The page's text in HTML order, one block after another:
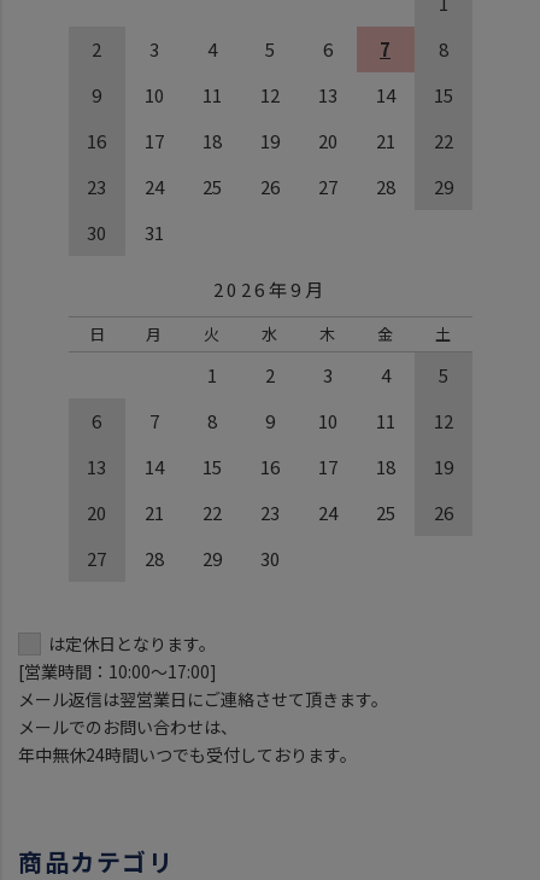
2
3 4 5 6 7
8
9
10 11 12 13 14
15
16
17 18 19 20 21
22
23
24 25 26 27 28
29
30
31
2026年9月
日 月 火 水 木 金 土
1 2 3 4
5
6
7 8 9 10 11
12
13
14 15 16 17 18
19
20
21 22 23 24 25
26
27
28 29 30
は定休日となります。
[営業時間：10:00～17:00]
メール返信は翌営業日にご連絡させて頂きます。
メールでのお問い合わせは、
年中無休24時間いつでも受付しております。
商品カテゴリ